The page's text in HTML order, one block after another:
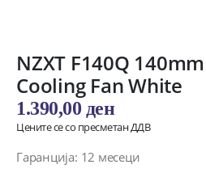
NZXT F140Q 140mm
Cooling Fan White
1.390,00 ден
Цените се со пресметан ДДВ
Гаранција: 12 месеци